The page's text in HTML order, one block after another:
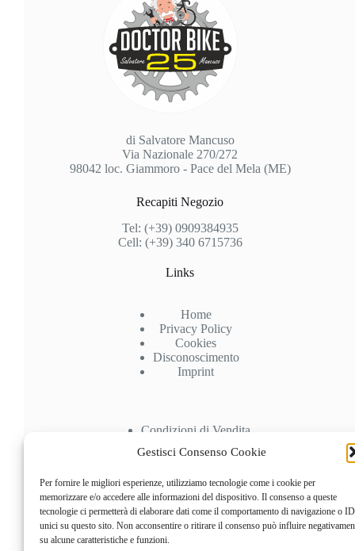
Gestisci Consenso Cookie
Per fornire le migliori esperienze, utilizziamo tecnologie come i cookie per
memorizzare e/o accedere alle informazioni del dispositivo. Il consenso a queste
tecnologie ci permetterà di elaborare dati come il comportamento di navigazione o ID
unici su questo sito. Non acconsentire o ritirare il consenso può influire
su alcune caratteristiche e funzioni.
di Salvatore Mancuso
Via Nazionale 270/272
98042 loc. Giammoro - Pace del Mela (ME)
Recapiti Negozio
Tel: (+39) 0909384935
Cell: (+39) 340 6715736
Links
Home
Privacy Policy
Cookies
Disconoscimento
Imprint
Condizioni di Vendita
Pagamenti
Account
Il mio Account